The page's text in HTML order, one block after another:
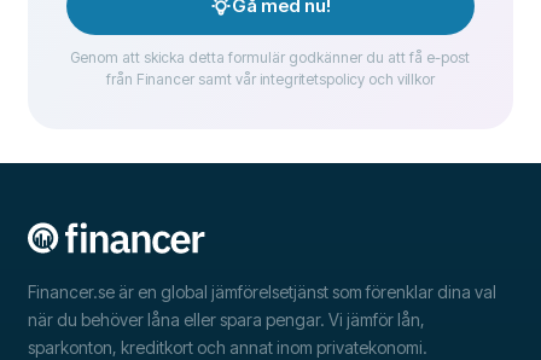
Gå med nu!
Genom att skicka detta formulär godkänner du att få e-post
från Financer samt vår integritetspolicy och villkor
Financer.se är en global jämförelsetjänst som förenklar dina val
när du behöver låna eller spara pengar. Vi jämför lån,
sparkonton, kreditkort och annat inom privatekonomi.